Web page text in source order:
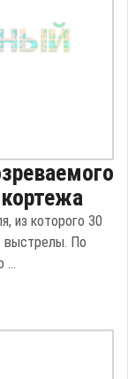
из которого 30
выстрелы. По
...